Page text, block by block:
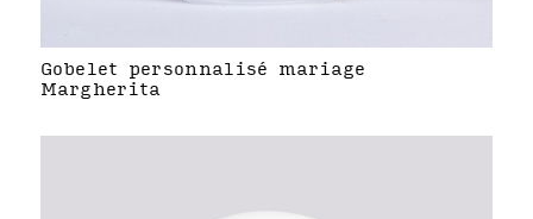
Gobelet personnalisé mariage
Margherita